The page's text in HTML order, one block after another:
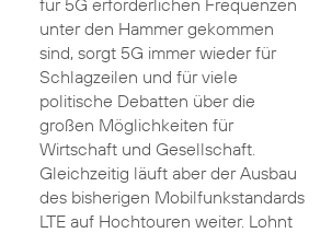
für 5G erforderlichen Frequenzen
unter den Hammer gekommen
sind, sorgt 5G immer wieder für
Schlagzeilen und für viele
politische Debatten über die
großen Möglichkeiten für
Wirtschaft und Gesellschaft.
Gleichzeitig läuft aber der Ausbau
des bisherigen Mobilfunkstandards
LTE auf Hochtouren weiter. Lohnt